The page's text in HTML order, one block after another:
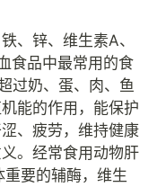
、锌、维生素A、
食品中最常用的食
过奶、蛋、肉、鱼
能的作用，能保护
、疲劳，维持健康
。经常食用动物肝
要的辅酶，维生